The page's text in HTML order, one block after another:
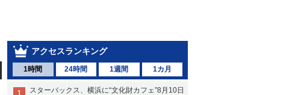
アクセスランキング
1時間 24時間 1週間 1カ月
スターバックス、横浜に“文化財カフェ”8月10日